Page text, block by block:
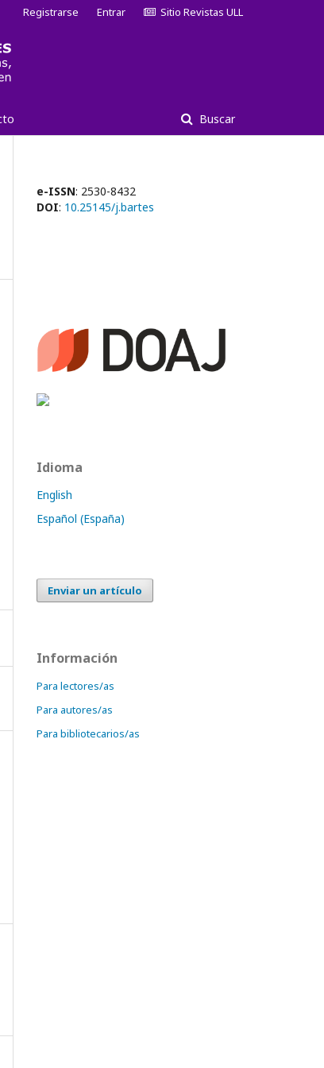
Buscar
Registrarse Entrar Sitio Revistas ULL
e-ISSN: 2530-8432
DOI: 10.25145/j.bartes
Idioma
English
Español (España)
Enviar un artículo
Información
Para lectores/as
Para autores/as
Para bibliotecarios/as